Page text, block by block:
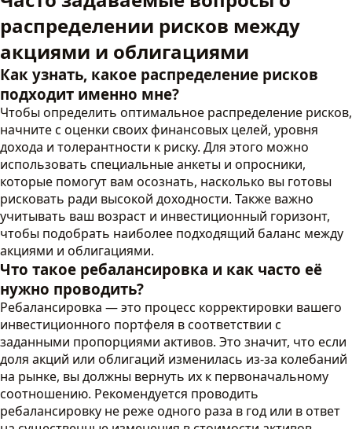
распределении рисков между
акциями и облигациями
Как узнать, какое распределение рисков
подходит именно мне?
Чтобы определить оптимальное распределение рисков,
начните с оценки своих финансовых целей, уровня
дохода и толерантности к риску. Для этого можно
использовать специальные анкеты и опросники,
которые помогут вам осознать, насколько вы готовы
рисковать ради высокой доходности. Также важно
учитывать ваш возраст и инвестиционный горизонт,
чтобы подобрать наиболее подходящий баланс между
акциями и облигациями.
Что такое ребалансировка и как часто её
нужно проводить?
Ребалансировка — это процесс корректировки вашего
инвестиционного портфеля в соответствии с
заданными пропорциями активов. Это значит, что если
доля акций или облигаций изменилась из-за колебаний
на рынке, вы должны вернуть их к первоначальному
соотношению. Рекомендуется проводить
ребалансировку не реже одного раза в год или в ответ